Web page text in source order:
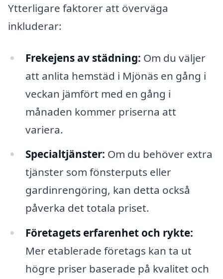
Ytterligare faktorer att överväga
inkluderar:
Frekejens av städning: Om du väljer
att anlita hemstäd i Mjönäs en gång i
veckan jämfört med en gång i
månaden kommer priserna att
variera.
Specialtjänster: Om du behöver extra
tjänster som fönsterputs eller
gardinrengöring, kan detta också
påverka det totala priset.
Företagets erfarenhet och rykte:
Mer etablerade företags kan ta ut
högre priser baserade på kvalitet och